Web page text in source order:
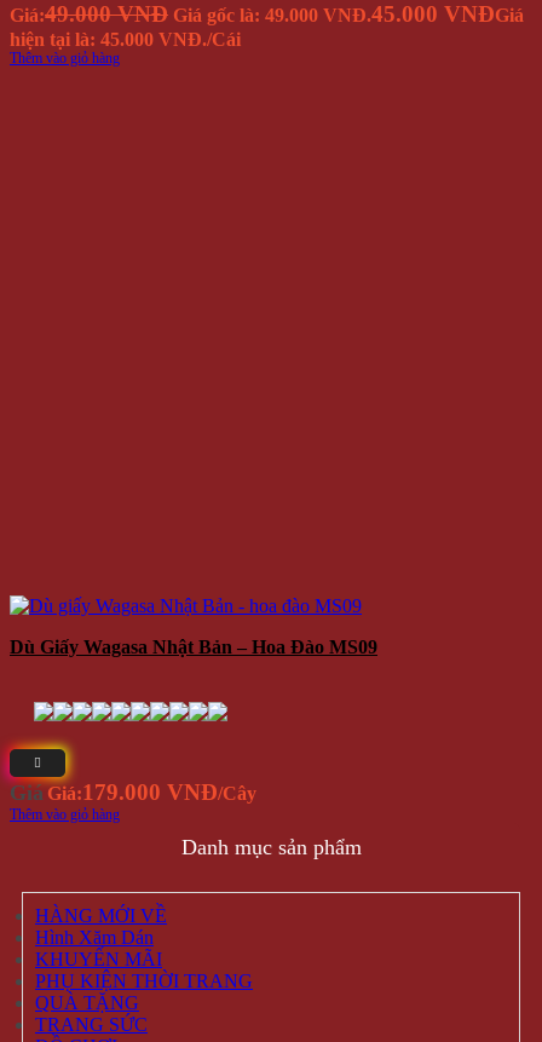
Giá:49.000 VNĐ Giá gốc là: 49.000 VNĐ.45.000 VNĐGiá
hiện tại là: 45.000 VNĐ./Cái
Thêm vào giỏ hàng
Dù Giấy Wagasa Nhật Bản – Hoa Đào MS09
Giá Giá:179.000 VNĐ/Cây
Thêm vào giỏ hàng
Danh mục sản phẩm
HÀNG MỚI VỀ
Hình Xăm Dán
KHUYẾN MÃI
PHỤ KIỆN THỜI TRANG
QUÀ TẶNG
TRANG SỨC